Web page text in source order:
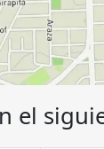
el